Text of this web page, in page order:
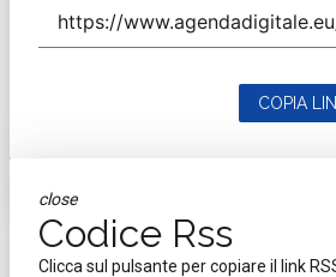
COPIA
close
Codice Rss
Clicca sul pulsante per copiare il link